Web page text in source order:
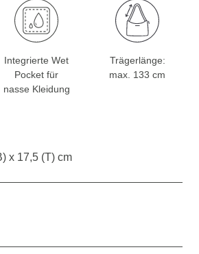
Integrierte Wet
Pocket für
nasse Kleidung
Trägerlänge:
max. 133 cm
x 17,5 (T) cm